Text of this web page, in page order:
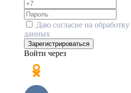
Даю согласие на обработку
данных
Зарегистрироваться
Войти через